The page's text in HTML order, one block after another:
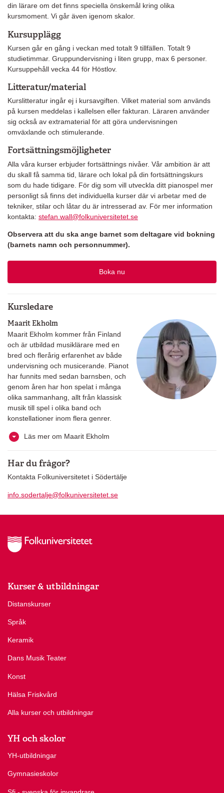
din lärare om det finns speciella önskemål kring olika
kursmoment. Vi går även igenom skalor.
Kursupplägg
Kursen går en gång i veckan med totalt 9 tillfällen. Totalt 9
studietimmar. Gruppundervisning i liten grupp, max 6 personer.
Kursuppehåll vecka 44 för Höstlov.
Litteratur/material
Kurslitteratur ingår ej i kursavgiften. Vilket material som används
på kursen meddelas i kallelsen eller fakturan. Läraren använder
sig också av extramaterial för att göra undervisningen
omväxlande och stimulerande.
Fortsättningsmöjligheter
Alla våra kurser erbjuder fortsättnings nivåer. Vår ambition är att
du skall få samma tid, lärare och lokal på din fortsättningskurs
som du hade tidigare. För dig som vill utveckla ditt pianospel mer
personligt så finns det individuella kurser där vi arbetar med de
tekniker, stilar och låtar du är intresserad av. För mer information
kontakta: stefan.wall@folkuniversitetet.se
Observera att du ska ange barnet som deltagare vid bokning
(barnets namn och personnummer).
Boka nu
Kursledare
Maarit Ekholm
Maarit Ekholm kommer från Finland
och är utbildad musiklärare med en
bred och flerårig erfarenhet av både
undervisning och musicerande. Pianot
har funnits med sedan barnsben, och
genom åren har hon spelat i många
olika sammanhang, allt från klassisk
musik till spel i olika band och
konstellationer inom flera genrer.
Läs mer om Maarit Ekholm
Har du frågor?
Kontakta Folkuniversitetet i Södertälje
info.sodertalje@folkuniversitetet.se
Kurser & utbildningar
Distanskurser
Språk
Keramik
Dans Musik Teater
Konst
Hälsa Friskvård
Alla kurser och utbildningar
YH och skolor
YH-utbildningar
Gymnasieskolor